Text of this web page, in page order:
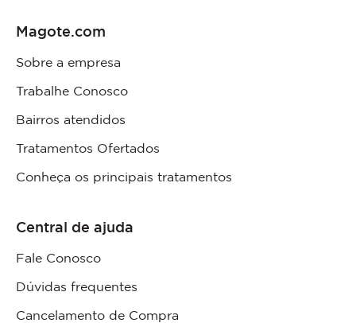
Magote.com
Sobre a empresa
Trabalhe Conosco
Bairros atendidos
Tratamentos Ofertados
Conheça os principais tratamentos
Central de ajuda
Fale Conosco
Dúvidas frequentes
Cancelamento de Compra